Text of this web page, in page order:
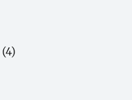
(4)